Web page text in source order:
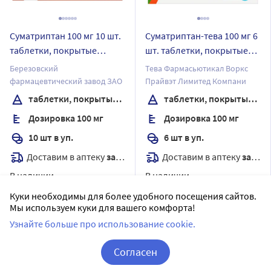
Суматриптан 100 мг 10 шт.
таблетки, покрытые
пленочной оболочкой
Березовский
фармацевтический завод ЗАО
таблетки, покрытые пленочной оболочкой
Дозировка 100 мг
10 шт в уп.
Доставим в аптекузавтра
В наличии
Цена: 830.78 10
747.70₽
Суматриптан-тева 100 мг 6
шт. таблетки, покрытые
пленочной оболочкой
Тева Фармасьютикал Воркс
Прайвэт Лимитед Компани
таблетки, покрытые пленочной оболочкой
Дозировка 100 мг
6 шт в уп.
Доставим в аптекузавтра
В наличии
Цена: 726.63 2
Куки необходимы для более удобного посещения сайтов.
Мы используем куки для вашего комфорта!
Узнайте больше про использование cookie.
Согласен